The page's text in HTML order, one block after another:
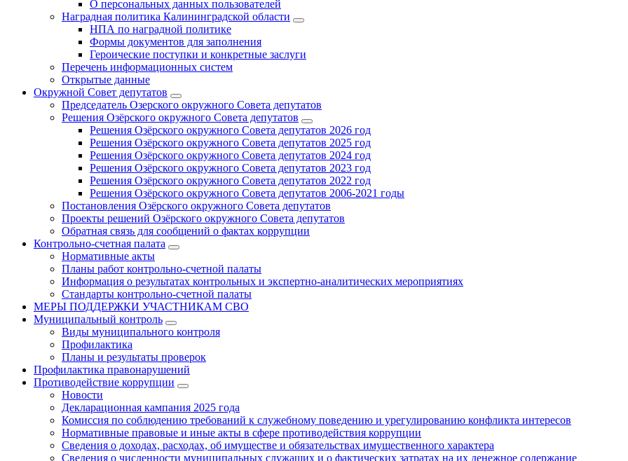
О персональных данных пользователей
Наградная политика Калининградской области
НПА по наградной политике
Формы документов для заполнения
Героические поступки и конкретные заслуги
Перечень информационных систем
Открытые данные
Окружной Совет депутатов
Председатель Озерского окружного Совета депутатов
Решения Озёрского окружного Совета депутатов
Решения Озёрского окружного Совета депутатов 2026 год
Решения Озёрского окружного Совета депутатов 2025 год
Решения Озёрского окружного Совета депутатов 2024 год
Решения Озёрского окружного Совета депутатов 2023 год
Решения Озёрского окружного Совета депутатов 2022 год
Решения Озёрского окружного Совета депутатов 2006-2021 годы
Постановления Озёрского окружного Совета депутатов
Проекты решений Озёрского окружного Совета депутатов
Обратная связь для сообщений о фактах коррупции
Контрольно-счетная палата
Нормативные акты
Планы работ контрольно-счетной палаты
Информация о результатах контрольных и экспертно-аналитических мероприятиях
Стандарты контрольно-счетной палаты
МЕРЫ ПОДДЕРЖКИ УЧАСТНИКАМ СВО
Муниципальный контроль
Виды муниципального контроля
Профилактика
Планы и результаты проверок
Профилактика правонарушений
Противодействие коррупции
Новости
Декларационная кампания 2025 года
Комиссия по соблюдению требований к служебному поведению и урегулированию конфликта интересов
Нормативные правовые и иные акты в сфере противодействия коррупции
Сведения о доходах, расходах, об имуществе и обязательствах имущественного характера
Сведения о численности муниципальных служащих и о фактических затратах на их денежное содержание